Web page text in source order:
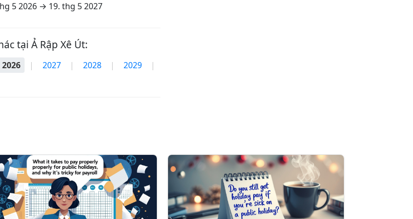
5 2026 → 19. thg 5 2027
tại Ả Rập Xê Út:
2026 | 2027 | 2028 | 2029
|